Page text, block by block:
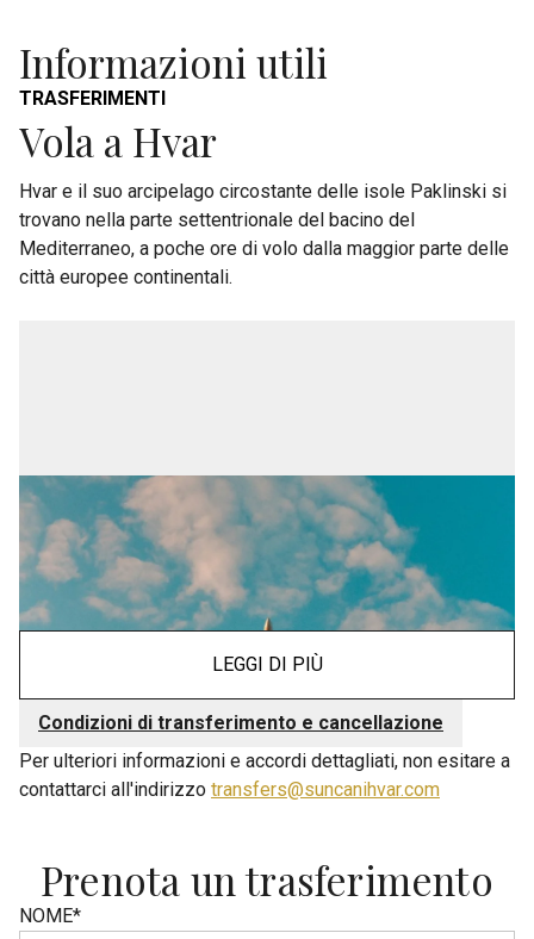
Informazioni utili
TRASFERIMENTI
Vola a Hvar
Hvar e il suo arcipelago circostante delle isole Paklinski si
trovano nella parte settentrionale del bacino del
Mediterraneo, a poche ore di volo dalla maggior parte delle
città europee continentali.
LEGGI DI PIÙ
Condizioni di transferimento e cancellazione
Per ulteriori informazioni e accordi dettagliati, non esitare a
contattarci all'indirizzo transfers@suncanihvar.com
Prenota un trasferimento
NOME*